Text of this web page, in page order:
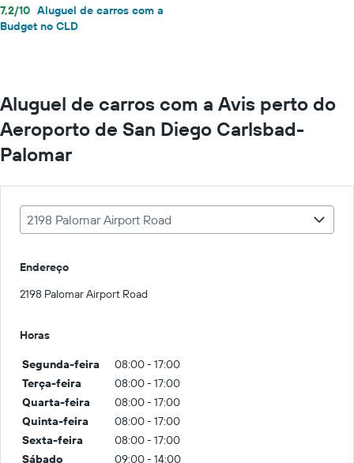
7,2/10 Aluguel de carros com a
Budget no CLD
Aluguel de carros com a Avis perto do
Aeroporto de San Diego Carlsbad-
Palomar
2198 Palomar Airport Road
Endereço
2198 Palomar Airport Road
Horas
Segunda-feira
08:00 - 17:00
Terça-feira
08:00 - 17:00
Quarta-feira
08:00 - 17:00
Quinta-feira
08:00 - 17:00
Sexta-feira
08:00 - 17:00
Sábado
09:00 - 14:00